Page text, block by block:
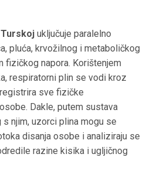
uključuje paralelno
pluća, krvožilnog i metaboličkog
fizičkog napora. Korištenjem
respiratorni plin se vodi kroz
sve fizičke
Dakle, putem sustava
njim, uzorci plina mogu se
disanja osobe i analiziraju se
razine kisika i ugljičnog